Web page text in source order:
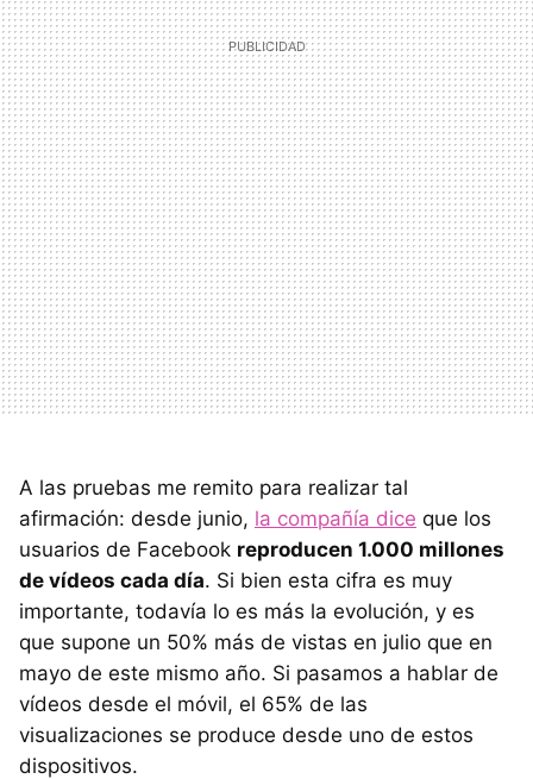
A las pruebas me remito para realizar tal
afirmación: desde junio, la compañía dice que los
usuarios de Facebook reproducen 1.000 millones
de vídeos cada día. Si bien esta cifra es muy
importante, todavía lo es más la evolución, y es
que supone un 50% más de vistas en julio que en
mayo de este mismo año. Si pasamos a hablar de
vídeos desde el móvil, el 65% de las
visualizaciones se produce desde uno de estos
dispositivos.